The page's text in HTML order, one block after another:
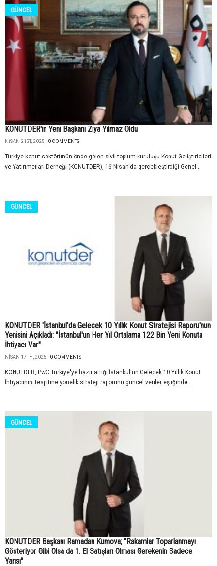
GÜNCEL
KONUTDER'in Yeni Başkanı Ziya Yılmaz Oldu
NISAN 21ST, 2025 | 0 COMMENTS
Türkiye konut sektörünün önde gelen sivil toplum kuruluşu Konut Geliştiricileri
ve Yatırımcıları Derneği (KONUTDER), 16 Nisan'da gerçekleştirdiği Genel...
GÜNCEL
KONUTDER 'İstanbul'da Gelecek 10 Yıllık Konut Stratejisi Raporu'nun
Yenisini Açıkladı: "İstanbul'un Her Yıl Ortalama 122 Bin Yeni Konuta
İhtiyacı Var"
NISAN 17TH, 2025 | 0 COMMENTS
KONUTDER, PwC Türkiye'ye hazırlattığı İstanbul'un Gelecek 10 Yıllık Konut
İhtiyacının Tespitine yönelik strateji raporunu güncel veriler eşliğinde...
GÜNCEL
KONUTDER Başkanı Ramadan Kumova; "Rakamlar Toparlanmayı
Gösteriyor Gibi Olsa da 1. El Satışları Olması Gerekenin Sadece
Yarısı"